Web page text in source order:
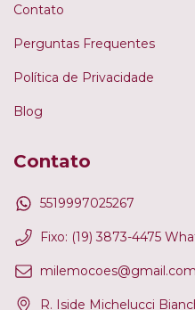
Contato
Perguntas Frequentes
Política de Privacidade
Blog
Contato
5519997025267
Fixo: (19) 3873-4475
milemocoes@gmail.com
R. Iside Michelucci